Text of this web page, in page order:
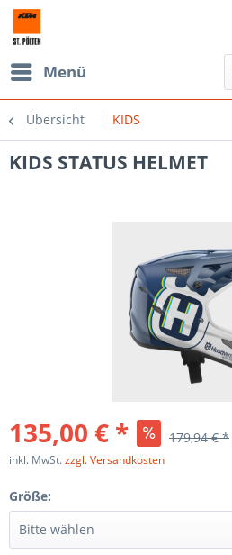
Menü
Übersicht KIDS
KIDS STATUS HELMET
135,00 € * 179,94 € *
inkl. MwSt.zzgl. Versandkosten
Größe: